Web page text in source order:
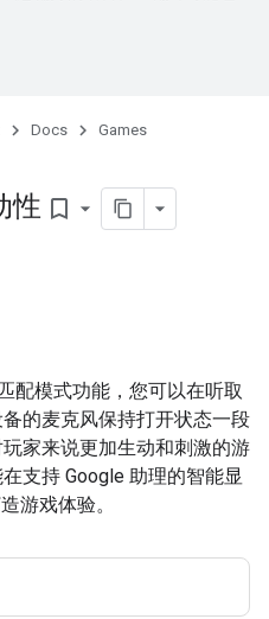
Docs
Games
性 bookmark_border
配模式功能，您可以在听取
的麦克风保持打开状态一段
家来说更加生动和刺激的游
支持 Google 助理的智能显
游戏体验。